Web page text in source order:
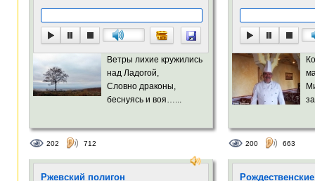
Ветры лихие кружились
над Ладогой,
Словно драконы,
беснуясь и воя…...
202 712 200 663
Ржевский полигон